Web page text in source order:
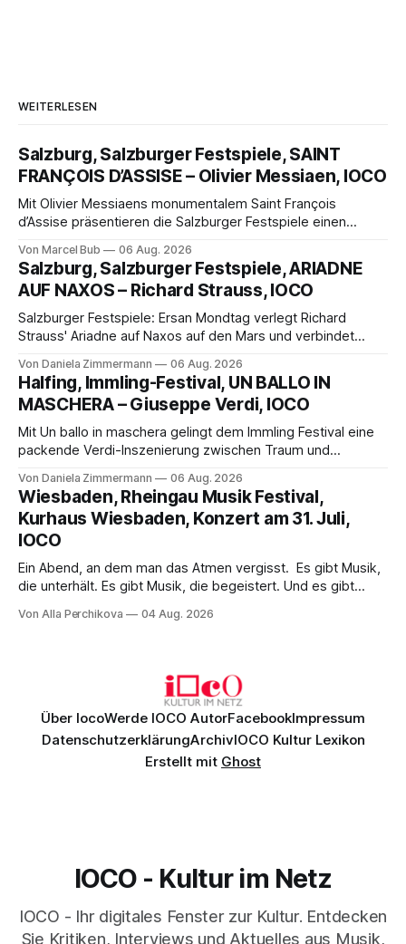
WEITERLESEN
Salzburg, Salzburger Festspiele, SAINT
FRANÇOIS D’ASSISE – Olivier Messiaen, IOCO
Mit Olivier Messiaens monumentalem Saint François
d’Assise präsentieren die Salzburger Festspiele einen
eine bildgewaltige Inszenierung, Maxime Pascal entfaltet
die komplexe Partitur eindrucksvoll, Philippe Sly berührt als
Franziskus.
Von Marcel Bub 06 Aug. 2026
Salzburg, Salzburger Festspiele, ARIADNE
AUF NAXOS – Richard Strauss, IOCO
Salzburger Festspiele: Ersan Mondtag verlegt Richard
Strauss' Ariadne auf Naxos auf den Mars und verbindet
Aufführung mit starken Solisten und den Wiener
Philharmonikern, szenisch bleibt der zweite Akt jedoch
hinter den Erwartungen zurück.
Von Daniela Zimmermann 06 Aug. 2026
Halfing, Immling-Festival, UN BALLO IN
MASCHERA – Giuseppe Verdi, IOCO
Mit Un ballo in maschera gelingt dem Immling Festival eine
packende Verdi-Inszenierung zwischen Traum und
psychologische Tiefe mit starken Bildern, getragen von
einem spielfreudigen Ensemble und einer musikalisch
überzeugenden Gesamtleistung.
Von Daniela Zimmermann 06 Aug. 2026
Wiesbaden, Rheingau Musik Festival,
Kurhaus Wiesbaden, Konzert am 31. Juli,
IOCO
Ein Abend, an dem man das Atmen vergisst. Es gibt Musik,
die unterhält. Es gibt Musik, die begeistert. Und es gibt
Genau so war der Abend im Kurhaus Wiesbaden, an dem
Von Alla Perchikova 04 Aug. 2026
Über IocoWerde IOCO AutorFacebookImpressum
DatenschutzerklärungArchivIOCO Kultur Lexikon
Erstellt mit Ghost
IOCO - Kultur im Netz
IOCO - Ihr digitales Fenster zur Kultur. Entdecken
Sie Kritiken, Interviews und Aktuelles aus Musik,